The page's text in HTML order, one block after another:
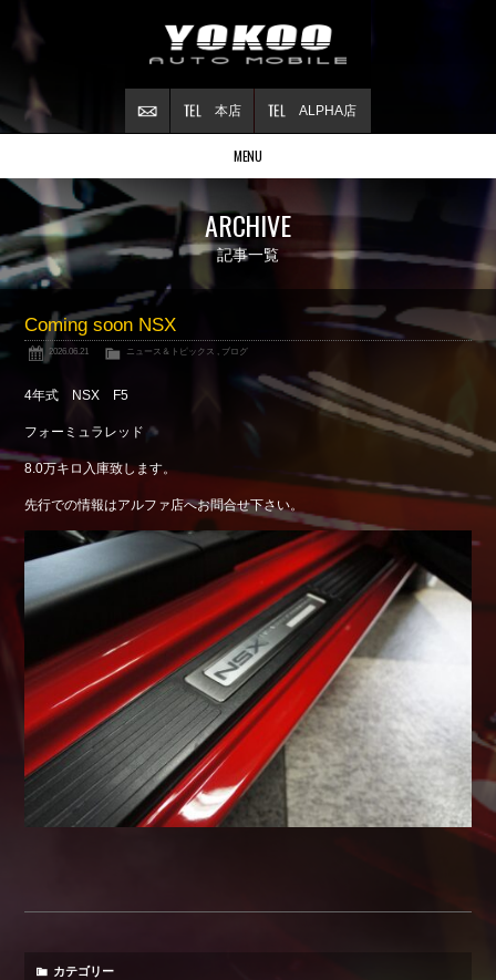
ALPHA店
本店
MENU
Stock list
在庫情報
Contract
ご成約情報
About NSX
NSXについて
Reflesh Plan
買取査定
Blog
Shop info.
Company
会社概要
ARCHIVE
記事一覧
Coming soon NSX
2026.06.21 ニュース＆トピックス , ブログ
4年式 NSX F5
フォーミュラレッド
8.0万キロ入庫致します。
先行での情報はアルファ店へお問合せ下さい。
カテゴリー